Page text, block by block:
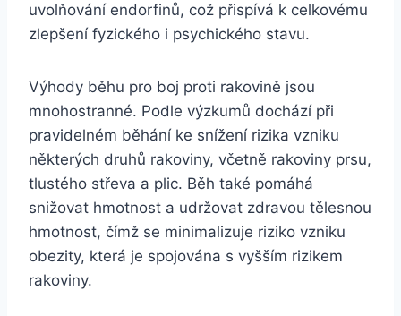
uvolňování endorfinů, což přispívá k celkovému
zlepšení fyzického i psychického stavu.
Výhody běhu pro boj proti rakovině jsou
mnohostranné. Podle výzkumů dochází při
pravidelném běhání ke snížení rizika vzniku
některých druhů rakoviny, včetně rakoviny prsu,
tlustého střeva a plic. Běh také pomáhá
snižovat hmotnost a udržovat zdravou tělesnou
hmotnost, čímž se minimalizuje riziko vzniku
obezity, která je spojována s vyšším rizikem
rakoviny.